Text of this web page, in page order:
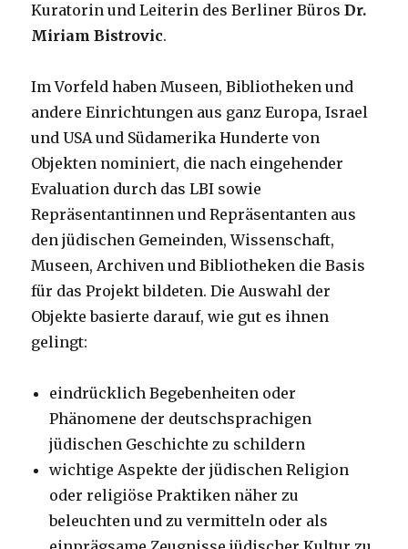
Kuratorin und Leiterin des Berliner BürosDr.
Miriam Bistrovic.
Im Vorfeld haben Museen, Bibliotheken und
andere Einrichtungen aus ganz Europa, Israel
und USA und Südamerika Hunderte von
Objekten nominiert, die nach eingehender
Evaluation durch das LBI sowie
Repräsentantinnen und Repräsentanten aus
den jüdischen Gemeinden, Wissenschaft,
Museen, Archiven und Bibliotheken die Basis
für das Projekt bildeten. Die Auswahl der
Objekte basierte darauf, wie gut es ihnen
gelingt:
eindrücklich Begebenheiten oder
Phänomene der deutschsprachigen
jüdischen Geschichte zu schildern
wichtige Aspekte der jüdischen Religion
oder religiöse Praktiken näher zu
beleuchten und zu vermitteln oder als